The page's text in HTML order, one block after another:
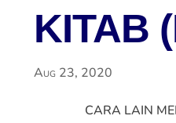
KITAB
Aug 23, 2020
CARA LAIN